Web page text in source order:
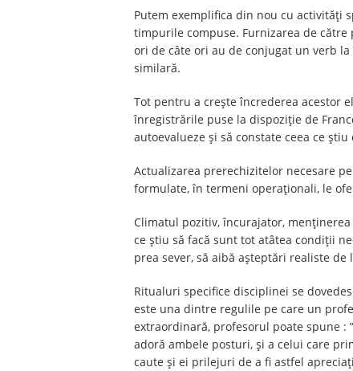
Putem exemplifica din nou cu activități
timpurile compuse. Furnizarea de
ori de câte ori au de conjugat un verb
similară.
Tot pentru a crește încrederea acestor
înregistrările puse la dispoziție de
autoevalueze și să constate ceea ce
Actualizarea prerechizitelor necesare
formulate, în termeni operaționali, le
Climatul pozitiv, încurajator,
ce știu să facă sunt tot atâtea condiții
prea sever, să aibă așteptări realiste
Ritualuri specifice disciplinei se
este una dintre regulile pe care un
extraordinară, profesorul poate spune :
adoră ambele posturi, și a celui care
caute și ei prilejuri de a fi astfel